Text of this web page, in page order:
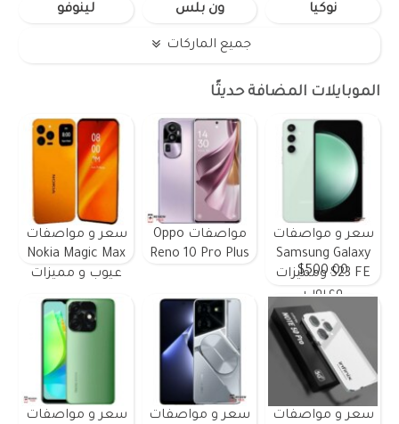
نوكيا ون بلس لينوفو
جميع الماركات
الموبايلات المضافة حديثًا
سعر و مواصفات
Samsung Galaxy
S23 FE ومميزات
وعيوب
$500.00
مواصفات Oppo
Reno 10 Pro Plus
سعر و مواصفات
Nokia Magic Max
عيوب و مميزات
سعر و مواصفات
سعر و مواصفات
سعر و مواصفات